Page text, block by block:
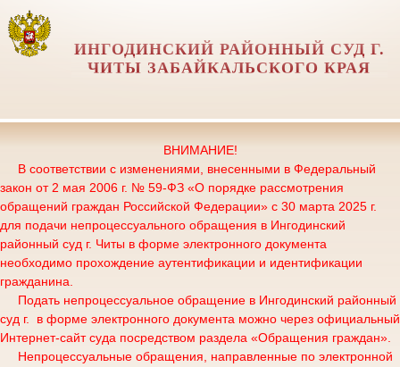
ИНГОДИНСКИЙ РАЙОННЫЙ СУД Г.
ЧИТЫ ЗАБАЙКАЛЬСКОГО КРАЯ
ВНИМАНИЕ!
В соответствии с изменениями, внесенными в Федеральный
закон от 2 мая 2006 г. № 59-ФЗ «О порядке рассмотрения
обращений граждан Российской Федерации» с 30 марта 2025 г.
для подачи непроцессуального обращения в Ингодинский
районный суд г. Читы в форме электронного документа
необходимо прохождение аутентификации и идентификации
гражданина.
Подать непроцессуальное обращение в Ингодинский районный
суд г. в форме электронного документа можно через официальный
Интернет-сайт суда посредством раздела «Обращения граждан».
Непроцессуальные обращения, направленные по электронной